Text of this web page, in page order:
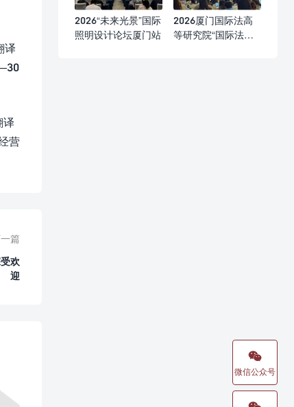
译
译
营
篇
欢
迎
2026“未来光景”国际
照明设计论坛厦门站
2026厦门国际法高
等研究院“国际法前

微信公众号